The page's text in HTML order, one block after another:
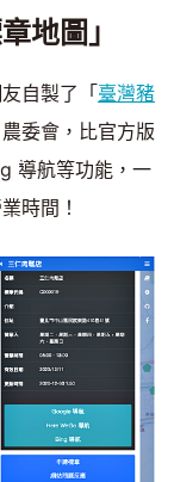
地圖」
自製了「臺灣豬
委會，比官方版
導航等功能，一
時間！